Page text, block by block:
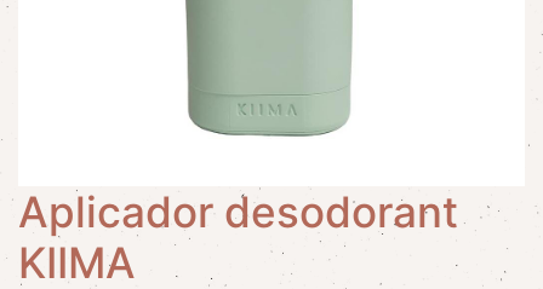
Aplicador desodorant
KIIMA